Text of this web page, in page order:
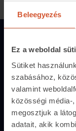
Beleegyezés
Ez a weboldal
Sütiket
szabásához,
valamint
közösségi média-
megosztjuk a
adatait, akik